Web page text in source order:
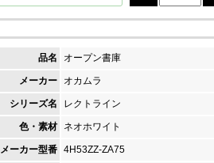
品名 オープン書庫
メーカー オカムラ
シリーズ名 レクトライン
色・素材 ネオホワイト
メーカー型番 4H53ZZ-ZA75